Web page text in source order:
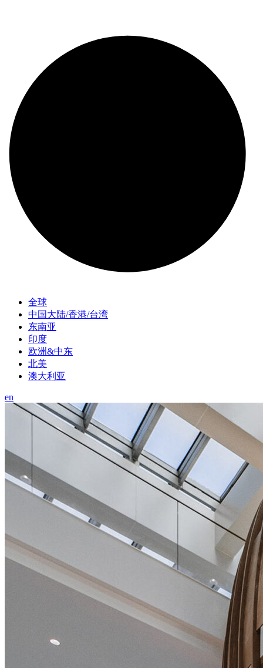
全球
中国大陆/香港/台湾
东南亚
印度
欧洲&中东
北美
澳大利亚
en